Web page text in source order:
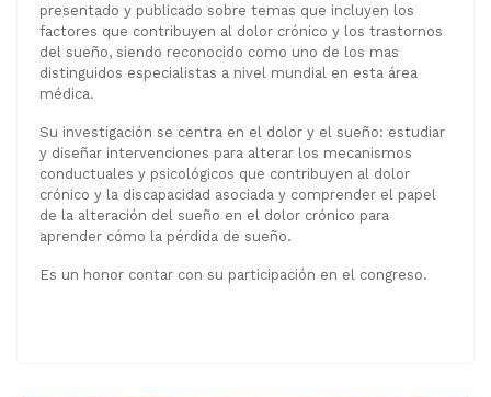
presentado y publicado sobre temas que incluyen los
factores que contribuyen al dolor crónico y los trastornos
del sueño, siendo reconocido como uno de los mas
distinguidos especialistas a nivel mundial en esta área
médica.
Su investigación se centra en el dolor y el sueño: estudiar
y diseñar intervenciones para alterar los mecanismos
conductuales y psicológicos que contribuyen al dolor
crónico y la discapacidad asociada y comprender el papel
de la alteración del sueño en el dolor crónico para
aprender cómo la pérdida de sueño.
Es un honor contar con su participación en el congreso.